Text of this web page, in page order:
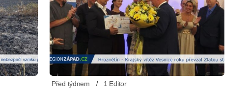
Před týdnem 1 Editor